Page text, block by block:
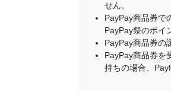
せん。
PayPay商品券で
PayPay祭のポイ
PayPay商品券の
PayPay商品券を
持ちの場合、